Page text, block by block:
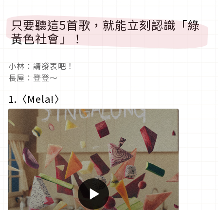
只要聽這5首歌，就能立刻認識「綠
黃色社會」！
小林：請發表吧！
長屋：登登～
1.〈Mela!〉